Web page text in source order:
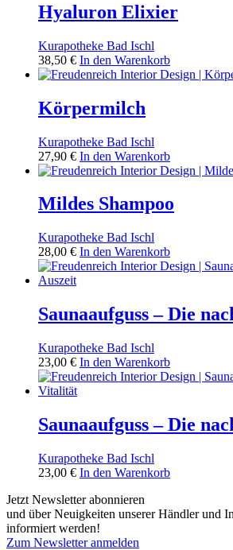
Hyaluron Elixier
Kurapotheke Bad Ischl
38,50 € In den Warenkorb
Körpermilch
Kurapotheke Bad Ischl
27,90 € In den Warenkorb
Mildes Shampoo
Kurapotheke Bad Ischl
28,00 € In den Warenkorb
Saunaaufguss – Die
Kurapotheke Bad Ischl
23,00 € In den Warenkorb
Saunaaufguss – Die
Kurapotheke Bad Ischl
23,00 € In den Warenkorb
Jetzt Newsletter abonnieren
und über Neuigkeiten unserer Händler und
informiert werden!
Zum Newsletter anmelden